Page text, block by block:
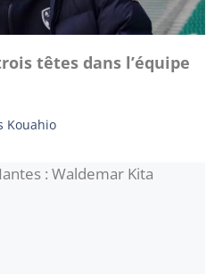
têtes dans l’équipe
Kouahio